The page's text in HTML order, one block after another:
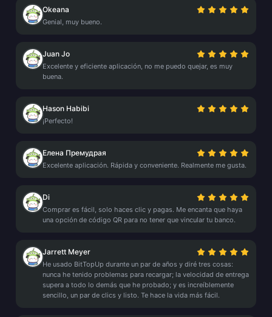
Okeana
Genial, muy bueno.
Juan Jo
Excelente y eficiente aplicación, no me puedo quejar, es muy
buena.
Hason Habibi
¡Perfecto!
Елена Премудрая
Excelente aplicación. Rápida y conveniente. Realmente me gusta.
Di
Comprar es fácil, solo haces clic y pagas. Me encanta que haya
una opción de código QR para no tener que vincular tu banco.
Jarrett Meyer
He usado BitTopUp durante un par de años y diré tres cosas:
nunca he tenido problemas para recargar; la velocidad de entrega
supera a todo lo demás que he probado; y es increíblemente
sencillo, un par de clics y listo. Te hace la vida más fácil.